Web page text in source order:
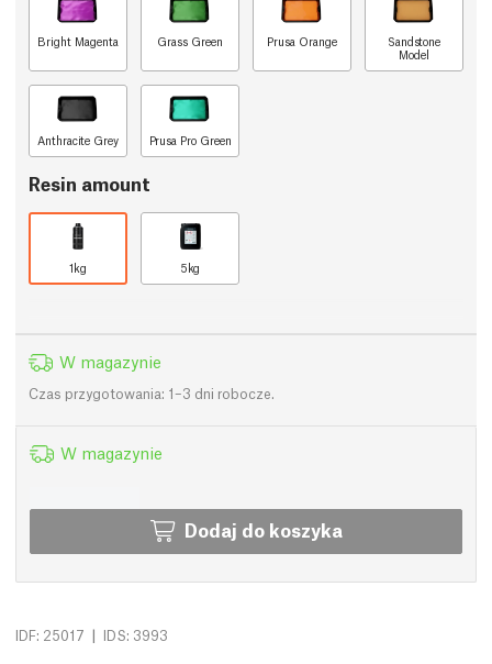
Bright Magenta Grass Green Prusa Orange
Sandstone
Model
Anthracite Grey Prusa Pro Green
Resin amount
1kg 5kg
W magazynie
Czas przygotowania: 1–3 dni robocze.
W magazynie
Dodaj do koszyka
IDF: 25017 | IDS: 3993